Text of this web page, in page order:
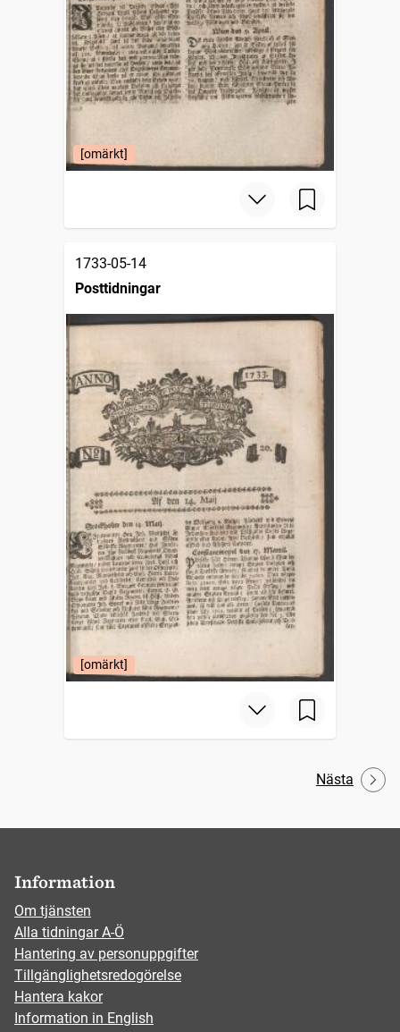
[omärkt]
1733-05-14
Posttidningar
[omärkt]
Nästa
Information
Om tjänsten
Alla tidningar A-Ö
Hantering av personuppgifter
Tillgänglighetsredogörelse
Hantera kakor
Information in English